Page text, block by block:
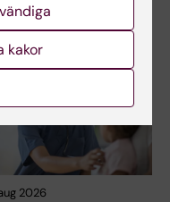
2026
kakor